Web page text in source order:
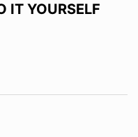
IT YOURSELF